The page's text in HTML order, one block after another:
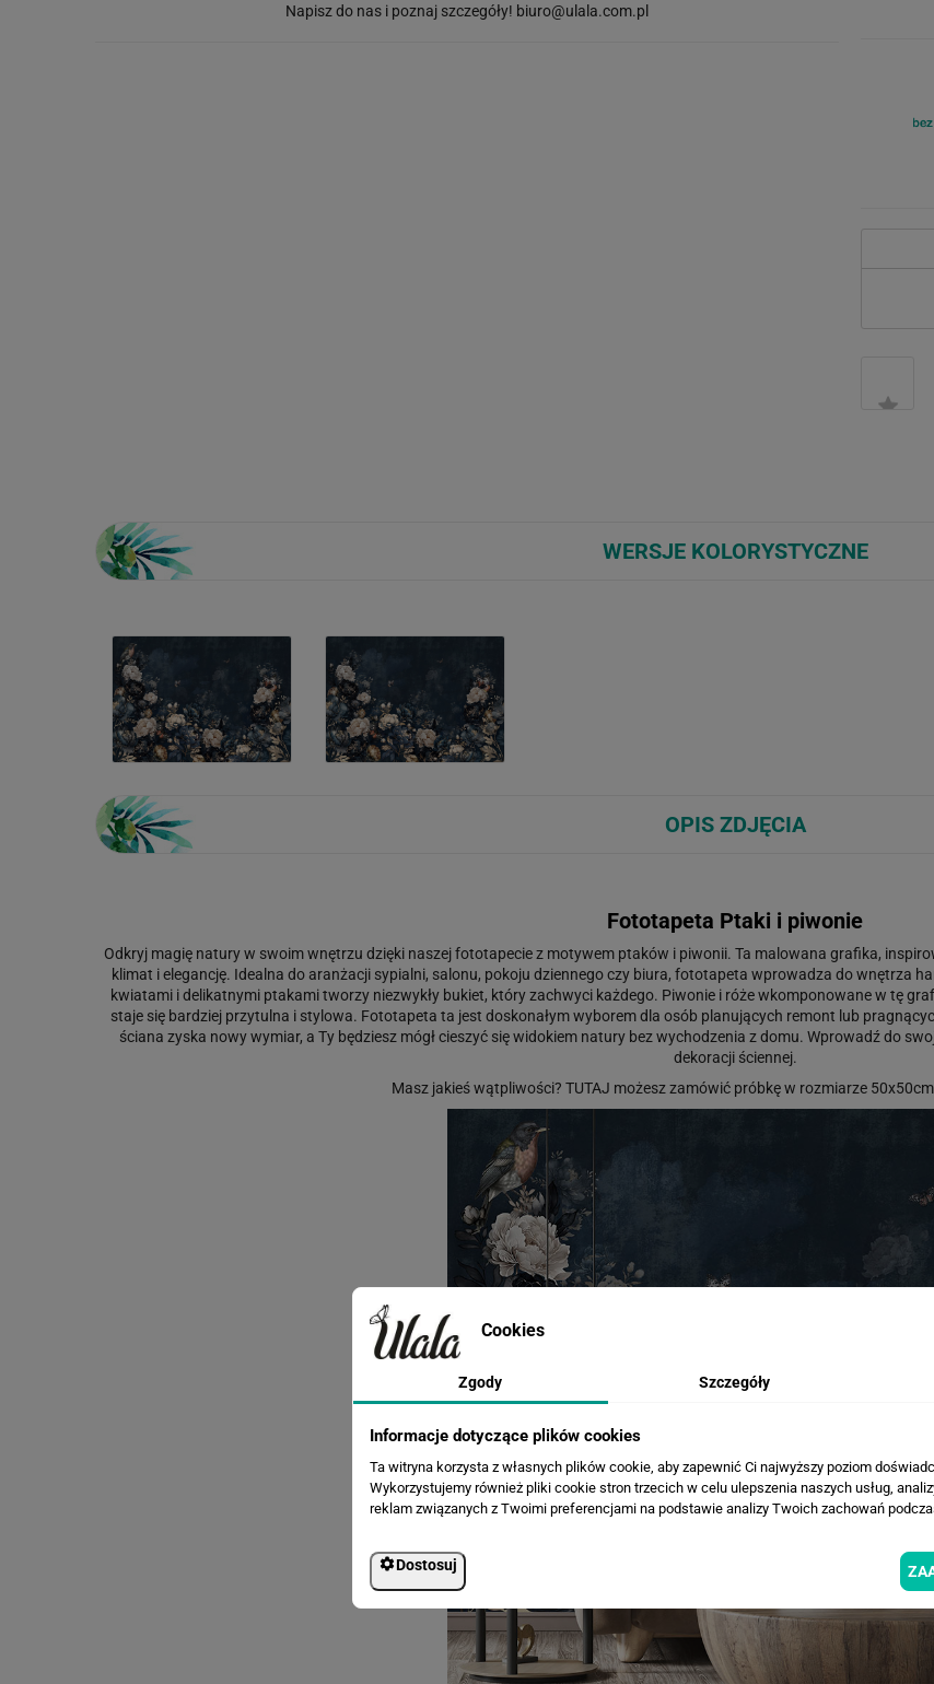
Napisz do nas i poznaj szczegóły! biuro@ulala.com.pl
WERSJE KOLORYSTYCZNE
OPIS ZDJĘCIA
Fototapeta Ptaki i piwonie
Odkryj magię natury w swoim wnętrzu dzięki naszej fototapecie z motywem ptaków i piwonii. Ta malowana grafika,
klimat i elegancję. Idealna do aranżacji sypialni, salonu, pokoju dziennego czy biura, fototapeta wprowadza do wnętrza
kwiatami i delikatnymi ptakami tworzy niezwykły bukiet, który zachwyci każdego. Piwonie i róże wkomponowane w tę
staje się bardziej przytulna i stylowa. Fototapeta ta jest doskonałym wyborem dla osób planujących remont lub
ściana zyska nowy wymiar, a Ty będziesz mógł cieszyć się widokiem natury bez wychodzenia z domu. Wprowadź do
dekoracji ściennej.
Masz jakieś wątpliwości? TUTAJ możesz zamówić próbkę w rozmiarze
Cookies
Zgody Szczegóły
Informacje dotyczące plików cookies
Ta witryna korzysta z własnych plików cookie, aby zapewnić Ci najwyższy poziom
Wykorzystujemy również pliki cookie stron trzecich w celu ulepszenia naszych usług,
reklam związanych z Twoimi preferencjami na podstawie analizy Twoich zachowań
Dostosuj